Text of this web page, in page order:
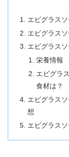
エビグラス
エビグラス
エビグラス
栄養情報
エビグラ
食材は？
エビグラス
想
エビグラス